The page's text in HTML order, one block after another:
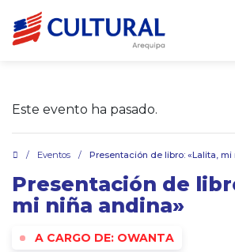
Este evento ha pasado.
/ Eventos / Presentación de libro: «Lalita, mi
Presentación de
mi niña andina»
A CARGO DE: OWANTA